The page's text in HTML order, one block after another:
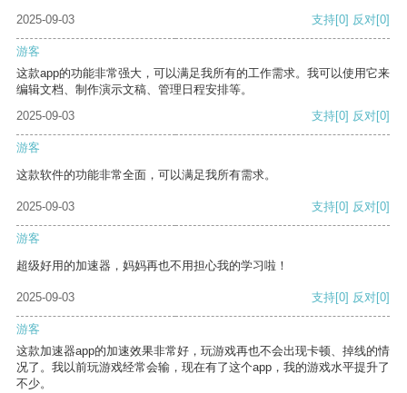
2025-09-03 支持[0] 反对[0]
游客
这款app的功能非常强大，可以满足我所有的工作需求。我可以使用它来
编辑文档、制作演示文稿、管理日程安排等。
2025-09-03
支持[0] 反对[0]
游客
这款软件的功能非常全面，可以满足我所有需求。
2025-09-03 支持[0] 反对[0]
游客
超级好用的加速器，妈妈再也不用担心我的学习啦！
2025-09-03 支持[0] 反对[0]
游客
这款加速器app的加速效果非常好，玩游戏再也不会出现卡顿、掉线的情
况了。我以前玩游戏经常会输，现在有了这个app，我的游戏水平提升了
不少。